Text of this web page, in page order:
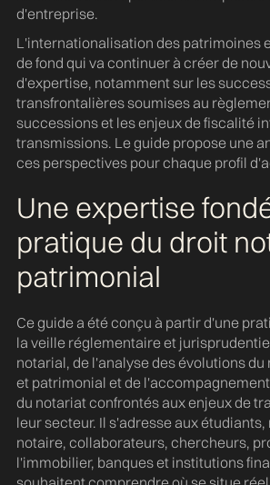
d'entreprise.
L'internationalisation des patrimoines
de fond qui va continuer à créer de
d'expertise, notamment sur les
transfrontalières soumises au
successions et les enjeux de fiscalité
transmissions. Le guide propose une
ces perspectives pour chaque profil
Une expertise
pratique du droit
patrimonial
Ce guide a été conçu à partir d'une
la veille réglementaire et
notarial, de l'analyse des évolutions
et patrimonial et de
du notariat confrontés aux enjeux de
leur secteur. Il s'adresse aux
notaire, collaborateurs, chercheurs,
l'immobilier, banques et institutions